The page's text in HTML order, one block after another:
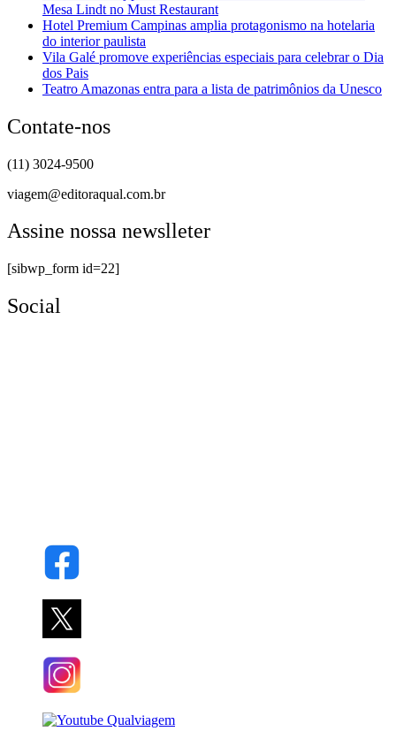
Mesa Lindt no Must Restaurant
Hotel Premium Campinas amplia protagonismo na hotelaria
do interior paulista
Vila Galé promove experiências especiais para celebrar o Dia
dos Pais
Teatro Amazonas entra para a lista de patrimônios da Unesco
Contate-nos
(11) 3024-9500
viagem@editoraqual.com.br
Assine nossa newslleter
[sibwp_form id=22]
Social